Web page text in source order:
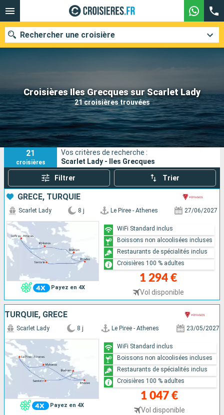
Croisières Iles Grecques sur Scarlet Lady
21 croisières trouvées
Rechercher une croisière
Nos destinations
Mois de départ
Ports Compagnies
Rechercher
21
croisières
Vos critères de recherche :
Scarlet Lady - Iles Grecques
Filtrer Trier
GRÈCE, TURQUIE
Payez en 4X
Scarlet Lady 8 j Le Piree - Athenes 27/06/2027
1 294 €
Vol disponible
WiFi Standard inclus
Boissons non alcoolisées incluses
Restaurants de spécialités inclus
Croisières 100 % adultes
TURQUIE, GRÈCE
Payez en 4X
Scarlet Lady 8 j Le Piree - Athenes 23/05/2027
1 047 €
Vol disponible
WiFi Standard inclus
Boissons non alcoolisées incluses
Restaurants de spécialités inclus
Croisières 100 % adultes